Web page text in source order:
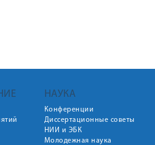
НАУКА
Конференции
Диссертационные советы
НИИ и ЭБК
Молодежная наука